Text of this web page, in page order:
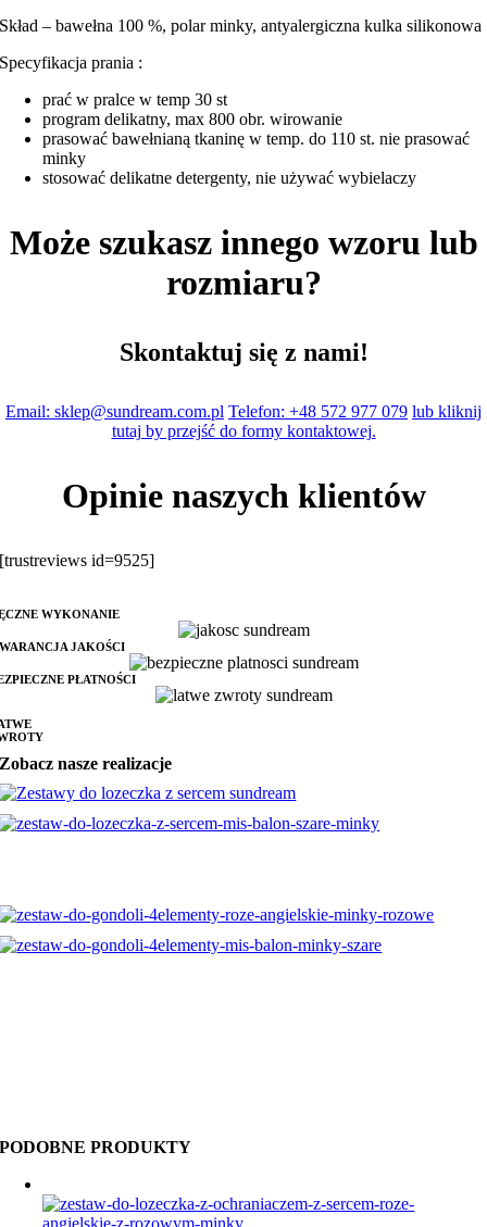
Skład – bawełna 100 %, polar minky, antyalergiczna kulka silikonowa
Specyfikacja prania :
prać w pralce w temp 30 st
program delikatny, max 800 obr. wirowanie
prasować bawełnianą tkaninę w temp. do 110 st. nie prasować
minky
stosować delikatne detergenty, nie używać wybielaczy
Może szukasz innego wzoru lub
rozmiaru?
Skontaktuj się z nami!
Email: sklep@sundream.com.pl Telefon: +48 572 977 079 lub kliknij
tutaj by przejść do formy kontaktowej.
Opinie naszych klientów
[trustreviews id=9525]
WYKONANIE
JAKOŚCI
PŁATNOŚCI
Zobacz nasze realizacje
PODOBNE PRODUKTY